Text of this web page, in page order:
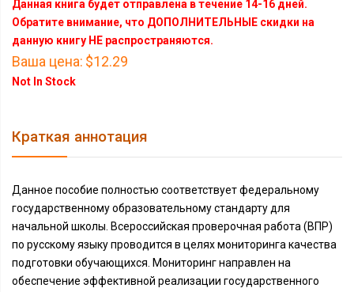
Данная книга будет отправлена в течение 14-16 дней.
Обратите внимание, что ДОПОЛНИТЕЛЬНЫЕ скидки на
данную книгу НЕ распространяются.
Ваша цена: $12.29
Not In Stock
Краткая аннотация
Данное пособие полностью соответствует федеральному
государственному образовательному стандарту для
начальной школы. Всероссийская проверочная работа (ВПР)
по русскому языку проводится в целях мониторинга качества
подготовки обучающихся. Мониторинг направлен на
обеспечение эффективной реализации государственного